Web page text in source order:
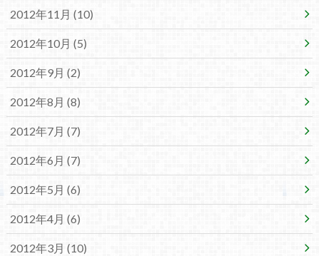
2012年11月 (10)
2012年10月 (5)
2012年9月 (2)
2012年8月 (8)
2012年7月 (7)
2012年6月 (7)
2012年5月 (6)
2012年4月 (6)
2012年3月 (10)